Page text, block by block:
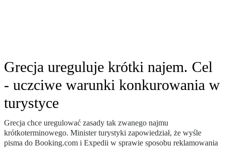
Grecja ureguluje krótki najem. Cel
- uczciwe warunki konkurowania w
turystyce
Grecja chce uregulować zasady tak zwanego najmu
krótkoterminowego. Minister turystyki zapowiedział, że wyśle
pisma do Booking.com i Expedii w sprawie sposobu reklamowania